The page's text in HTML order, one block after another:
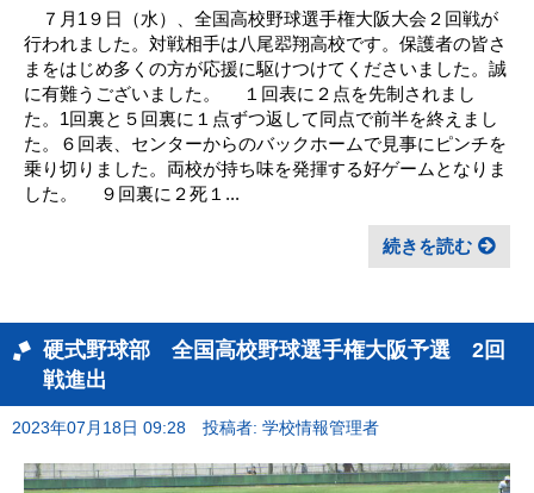
７月1９日（水）、全国高校野球選手権大阪大会２回戦が
行われました。対戦相手は八尾翆翔高校です。保護者の皆さ
まをはじめ多くの方が応援に駆けつけてくださいました。誠
に有難うございました。 １回表に２点を先制されまし
た。1回裏と５回裏に１点ずつ返して同点で前半を終えまし
た。６回表、センターからのバックホームで見事にピンチを
乗り切りました。両校が持ち味を発揮する好ゲームとなりま
した。 ９回裏に２死１...
続きを読む
硬式野球部 全国高校野球選手権大阪予選 2回
戦進出
2023年07月18日 09:28 投稿者: 学校情報管理者